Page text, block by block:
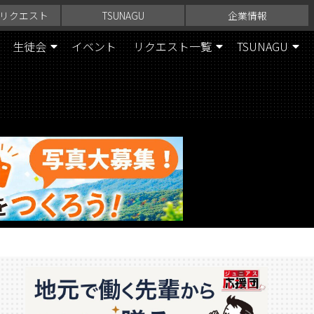
クエスト TSUNAGU 企業情報
生徒会 イベント リクエスト一覧 TSUNAGU